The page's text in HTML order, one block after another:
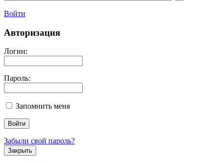
Войти
Авторизация
Логин:
Пароль:
Запомнить меня
Забыли свой пароль?
Закрыть